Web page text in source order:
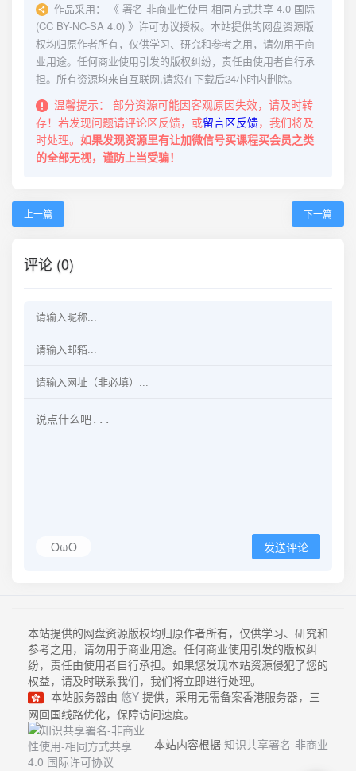
作品采用：
《 署名-非商业性使用-相同方式共享 4.0 国际
(CC BY-NC-SA 4.0) 》许可协议授权。本站提供的网盘资源版
权均归原作者所有，仅供学习、研究和参考之用，请勿用于商
业用途。任何商业使用引发的版权纠纷，责任由使用者自行承
担。所有资源均来自互联网,请您在下载后24小时内删除。
温馨提示：
部分资源可能因客观原因失效，请及时转
存！若发现问题请评论区反馈，或留言区反馈，我们将及
时处理。 如果发现资源里有让加微信号买课程买会员之类
的全部无视，谨防上当受骗！
上一篇 下一篇
评论 (0)
OωO 发送评论
本站提供的网盘资源版权均归原作者所有，仅供学习、研究和
参考之用，请勿用于商业用途。任何商业使用引发的版权纠
纷，责任由使用者自行承担。如果您发现本站资源侵犯了您的
权益，请及时联系我们，我们将立即进行处理。
本站服务器由 悠Y 提供，采用无需备案香港服务器，三
网回国线路优化，保障访问速度。
本站内容根据 知识共享署名-非商业